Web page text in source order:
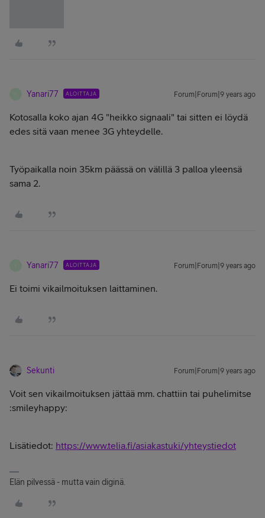
Yanari77 ALOITTAJA Forum|Forum|9 years ago
Kotosalla koko ajan 4G "heikko signaali" tai sitten ei löydä
edes sitä vaan menee 3G yhteydelle.
Työpaikalla noin 35km päässä on välillä 3 palloa yleensä
sama 2.
Yanari77 ALOITTAJA Forum|Forum|9 years ago
Ei toimi vikailmoituksen laittaminen.
Sekunti Forum|Forum|9 years ago
Voit sen vikailmoituksen jättää mm. chattiin tai puhelimitse
:smileyhappy:
Lisätiedot: https://www.telia.fi/asiakastuki/yhteystiedot
Elän pilvessä - mutta vain diginä.